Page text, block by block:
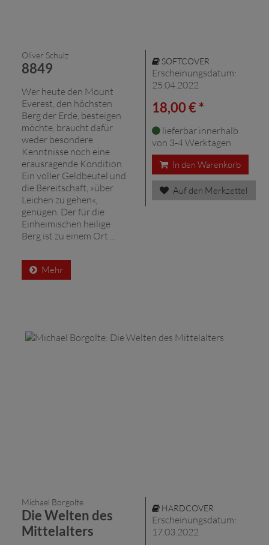
Oliver Schulz
8849
Wer heute den Mount
Everest, den höchsten
Berg der Erde, besteigen
möchte, braucht dafür
weder besondere
Kenntnisse noch eine
erausragende Kondition.
Ein voller Geldbeutel und
die Bereitschaft, »über
Leichen zu gehen«,
genügen. Der für die
Einheimischen heilige
Berg ist zu einem Ort ...
Mehr
SOFTCOVER
Erscheinungsdatum:
25.04.2022
18,00 € *
lieferbar innerhalb
von 3-4 Werktagen
In den Warenkorb
Auf den Merkzettel
Michael Borgolte
Die Welten des
Mittelalters
HARDCOVER
Erscheinungsdatum:
17.03.2022